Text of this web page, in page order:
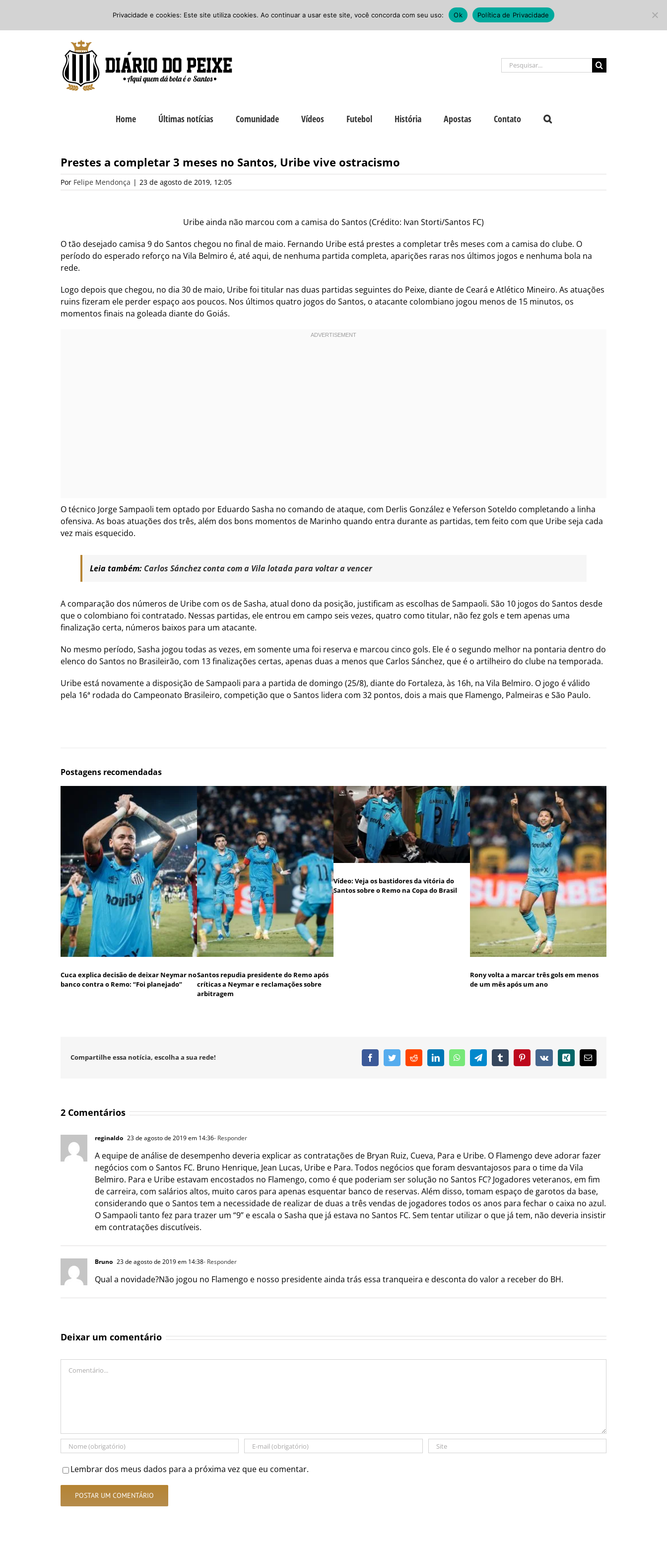
o
Facebook
Instagram
Buscar
resultados
Home Últimas notícias Comunidade Vídeos Futebol História Apostas Contato
Prestes a completar 3 meses no Santos, Uribe vive ostracismo
Por Felipe Mendonça | 23 de agosto de 2019, 12:05
Uribe ainda não marcou com a camisa do Santos (Crédito: Ivan Storti/Santos FC)
O tão desejado camisa 9 do Santos chegou no final de maio. Fernando Uribe está prestes a completar três meses com a camisa do clube. O
período do esperado reforço na Vila Belmiro é, até aqui, de nenhuma partida completa, aparições raras nos últimos jogos e nenhuma bola na
rede.
Logo depois que chegou, no dia 30 de maio, Uribe foi titular nas duas partidas seguintes do Peixe, diante de Ceará e Atlético Mineiro. As atuações
ruins fizeram ele perder espaço aos poucos. Nos últimos quatro jogos do Santos, o atacante colombiano jogou menos de 15 minutos, os
momentos finais na goleada diante do Goiás.
O técnico Jorge Sampaoli tem optado por Eduardo Sasha no comando de ataque, com Derlis González e Yeferson Soteldo completando a linha
ofensiva. As boas atuações dos três, além dos bons momentos de Marinho quando entra durante as partidas, tem feito com que Uribe seja cada
vez mais esquecido.
Leia também: Carlos Sánchez conta com a Vila lotada para voltar a vencer
A comparação dos números de Uribe com os de Sasha, atual dono da posição, justificam as escolhas de Sampaoli. São 10 jogos do Santos desde
que o colombiano foi contratado. Nessas partidas, ele entrou em campo seis vezes, quatro como titular, não fez gols e tem apenas uma
finalização certa, números baixos para um atacante.
No mesmo período, Sasha jogou todas as vezes, em somente uma foi reserva e marcou cinco gols. Ele é o segundo melhor na pontaria dentro do
elenco do Santos no Brasileirão, com 13 finalizações certas, apenas duas a menos que Carlos Sánchez, que é o artilheiro do clube na temporada.
Uribe está novamente a disposição de Sampaoli para a partida de domingo (25/8), diante do Fortaleza, às 16h, na Vila Belmiro. O jogo é válido
pela 16ª rodada do Campeonato Brasileiro, competição que o Santos lidera com 32 pontos, dois a mais que Flamengo, Palmeiras e São Paulo.
Postagens recomendadas
Cuca explica decisão de deixar Neymar no
banco contra o Remo: “Foi planejado”
Santos repudia presidente do Remo após
críticas a Neymar e reclamações sobre
arbitragem
Vídeo: Veja os bastidores da vitória do
Santos sobre o Remo na Copa do Brasil
Rony volta a marcar três gols em menos
de um mês após um ano
Compartilhe essa notícia, escolha a sua rede! FacebookTwitterRedditLinkedInWhatsAppTelegramTumblr PinterestVk Xing
E-
mail
2 Comentários
reginaldo 23 de agosto de 2019 em 14:36- Responder
A equipe de análise de desempenho deveria explicar as contratações de Bryan Ruiz, Cueva, Para e Uribe. O Flamengo deve adorar fazer
negócios com o Santos FC. Bruno Henrique, Jean Lucas, Uribe e Para. Todos negócios que foram desvantajosos para o time da Vila
Belmiro. Para e Uribe estavam encostados no Flamengo, como é que poderiam ser solução no Santos FC? Jogadores veteranos, em fim
de carreira, com salários altos, muito caros para apenas esquentar banco de reservas. Além disso, tomam espaço de garotos da base,
considerando que o Santos tem a necessidade de realizar de duas a três vendas de jogadores todos os anos para fechar o caixa no azul.
O Sampaoli tanto fez para trazer um “9” e escala o Sasha que já estava no Santos FC. Sem tentar utilizar o que já tem, não deveria insistir
em contratações discutíveis.
Bruno 23 de agosto de 2019 em 14:38- Responder
Qual a novidade?Não jogou no Flamengo e nosso presidente ainda trás essa tranqueira e desconta do valor a receber do BH.
Deixar um comentário
Lembrar dos meus dados para a próxima vez que eu comentar.
Privacidade e cookies: Este site utiliza cookies. Ao continuar a usar este site, você concorda com seu uso: Ok Política de Privacidade